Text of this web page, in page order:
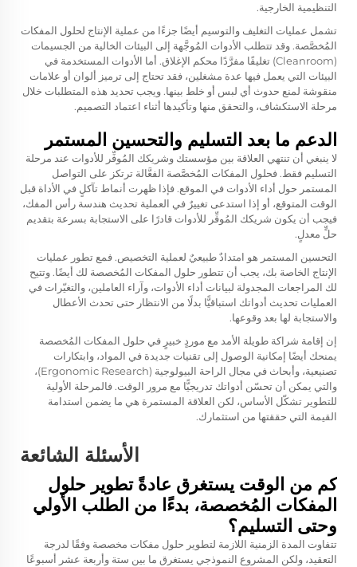
التنظيمية الخارجية.
تشمل عمليات التغليف والتوسيم أيضًا جزءًا من عملية الإنتاج لحلول المفكات
المُخصَّصة. وقد تتطلب الأدوات المُوجَّهة إلى البيئات الخالية من الجسيمات
(Cleanroom) تغليفًا مفرَّدًا محكم الإغلاق. أما الأدوات المستخدمة في
البيئات التي يعمل فيها عدة مشغلين، فقد تحتاج إلى ترميز ألوان أو علامات
منقوشة لمنع حدوث أي لبس أو خلط بينها. ويجب تحديد هذه المتطلبات خلال
مرحلة الاستكشاف، والتحقق منها وتأكيدها أثناء اعتماد التصميم.
الدعم ما بعد التسليم والتحسين المستمر
لا ينبغي أن تنتهي العلاقة بين مؤسستك وشريكك المُوفِّر للأدوات عند مرحلة
التسليم فقط. فحلول المفكات المُخصَّصة الفعَّالة ترتكز على التواصل
المستمر حول أداء الأدوات في الموقع. فإذا ظهرت أنماط تآكلٍ في الأداة قبل
الوقت المتوقع، أو إذا استدعى تغييرٌ في العملية تحديث هندسة رأس المفك،
فيجب أن يكون شريكك المُوفِّر للأدوات قادرًا على الاستجابة بسرعة بتقديم
حلٍّ معدلٍ.
التحسين المستمر هو امتدادٌ طبيعيٌ لعملية التخصيص. فمع تطور عمليات
الإنتاج الخاصة بك، يجب أن تتطور حلول المفكات المُخصصة لك أيضًا. وتتيح
لك المراجعات المجدولة لبيانات أداء الأدوات، وآراء العاملين، والتغيّرات في
العمليات تحديث أدواتك استباقيًّا بدلًا من الانتظار حتى تحدث الأعطال
والاستجابة لها بعد وقوعها.
إن إقامة شراكة طويلة الأمد مع موردٍ خبيرٍ في حلول المفكات المُخصصة
يمنحك أيضًا إمكانية الوصول إلى تقنيات جديدة في المواد، وابتكارات
تصنيعية، وأبحاث في مجال الراحة البيولوجية (Ergonomic Research)،
والتي يمكن أن تحسّن أدواتك تدريجيًّا مع مرور الوقت. فالمرحلة الأولية
للتطوير تشكّل الأساس، لكن العلاقة المستمرة هي ما يضمن استدامة
القيمة التي حققتها من استثمارك.
الأسئلة الشائعة
كم من الوقت يستغرق عادةً تطوير حلول
المفكات المُخصصة، بدءًا من الطلب الأولي
وحتى التسليم؟
تتفاوت المدة الزمنية اللازمة لتطوير حلول مفكات مخصصة وفقًا لدرجة
التعقيد، ولكن المشروع النموذجي يستغرق ما بين ستة وأربعة عشر أسبوعًا